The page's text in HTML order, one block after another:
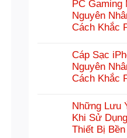
PC Gaming
Nguyên
Cách Khắc
Cáp Sạc
Nguyên
Cách Khắc
Những Lưu
Khi Sử
Thiết Bị